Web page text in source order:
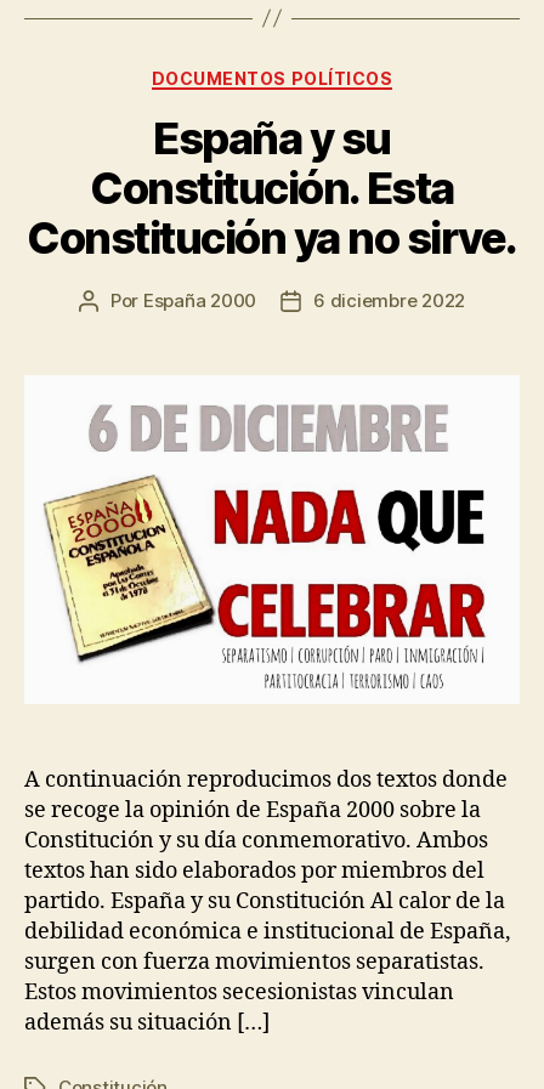
DOCUMENTOS POLÍTICOS
España y su
Constitución. Esta
Constitución ya no sirve.
Por España 2000 6 diciembre 2022
A continuación reproducimos dos textos donde
se recoge la opinión de España 2000 sobre la
Constitución y su día conmemorativo. Ambos
textos han sido elaborados por miembros del
partido. España y su Constitución Al calor de la
debilidad económica e institucional de España,
surgen con fuerza movimientos separatistas.
Estos movimientos secesionistas vinculan
además su situación […]